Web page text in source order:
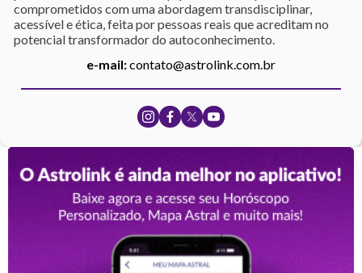
comprometidos com uma abordagem transdisciplinar,
acessível e ética, feita por pessoas reais que acreditam no
potencial transformador do autoconhecimento.
e-mail:contato@astrolink.com.br